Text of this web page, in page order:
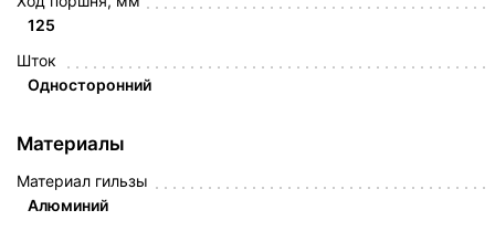
125
Шток
Односторонний
Материалы
Материал гильзы
Алюминий